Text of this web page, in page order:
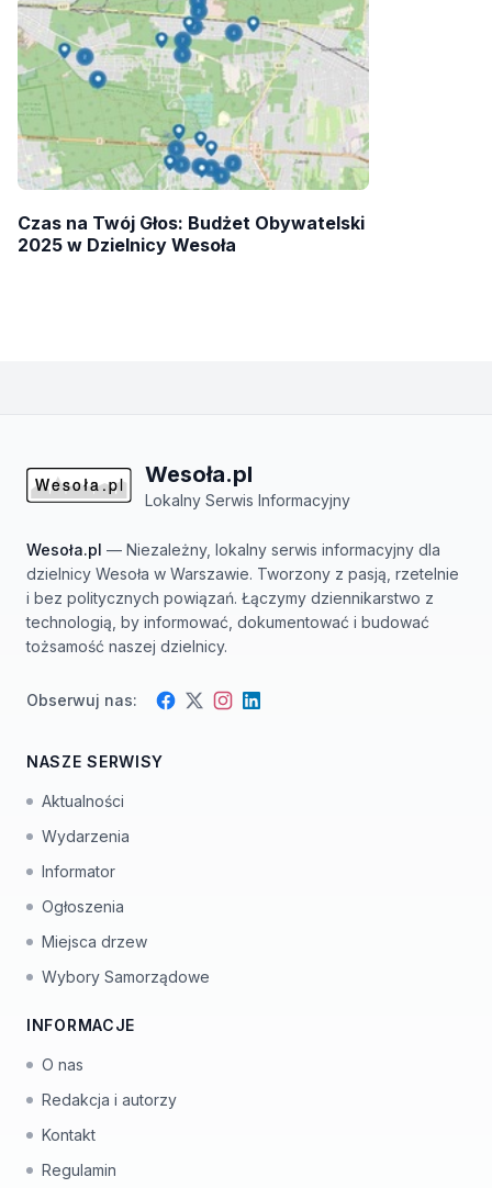
Czas na Twój Głos: Budżet Obywatelski
2025 w Dzielnicy Wesoła
Wesoła.pl
Lokalny Serwis Informacyjny
Wesoła.pl — Niezależny, lokalny serwis informacyjny dla
dzielnicy Wesoła w Warszawie. Tworzony z pasją, rzetelnie
i bez politycznych powiązań. Łączymy dziennikarstwo z
technologią, by informować, dokumentować i budować
tożsamość naszej dzielnicy.
Obserwuj nas: Facebook
TwitterInstagram
LinkedIn
NASZE SERWISY
Aktualności
Wydarzenia
Informator
Ogłoszenia
Miejsca drzew
Wybory Samorządowe
INFORMACJE
O nas
Redakcja i autorzy
Kontakt
Regulamin